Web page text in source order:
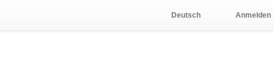
Deutsch Anmelden